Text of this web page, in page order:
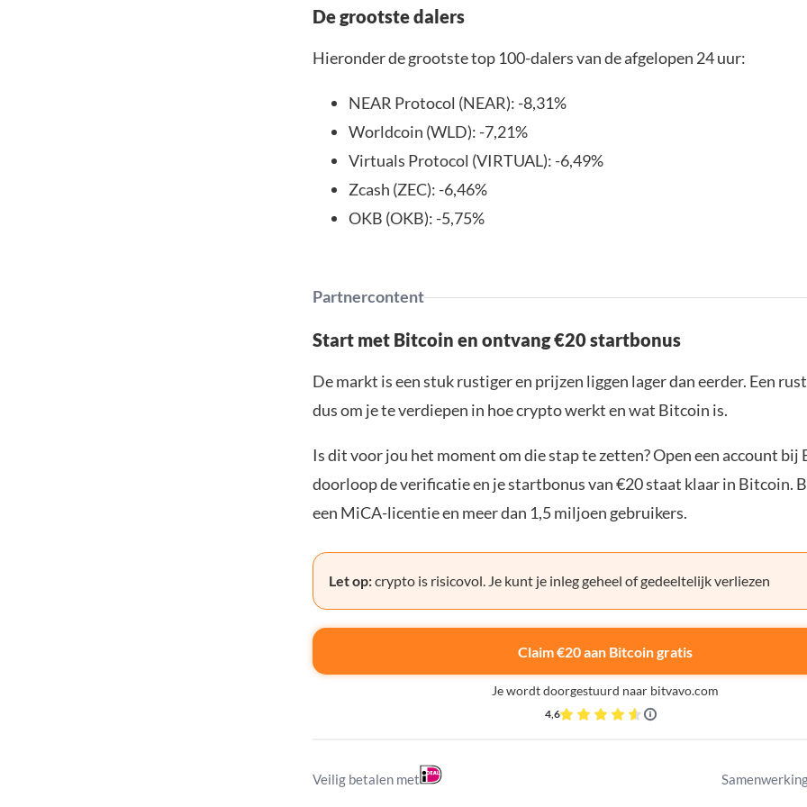
De grootste dalers
Hieronder de grootste top 100-dalers van de afgelopen 24 uur:
NEAR Protocol (NEAR): -8,31%
Worldcoin (WLD): -7,21%
Virtuals Protocol (VIRTUAL): -6,49%
Zcash (ZEC): -6,46%
OKB (OKB): -5,75%
Partnercontent
Start met Bitcoin en ontvang €20 startbonus
De markt is een stuk rustiger en prijzen liggen lager dan eerder. Een
dus om je te verdiepen in hoe crypto werkt en wat Bitcoin is.
Is dit voor jou het moment om die stap te zetten? Open een account bij
doorloop de verificatie en je startbonus van €20 staat klaar in Bitcoin.
een MiCA-licentie en meer dan 1,5 miljoen gebruikers.
Let op:crypto is risicovol. Je kunt je inleg geheel of gedeeltelijk verliezen
Claim €20 aan Bitcoin gratis
Je wordt doorgestuurd naar bitvavo.com
4,6
Veilig betalen met